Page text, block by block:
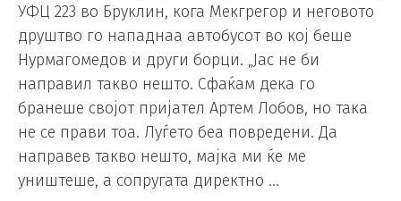
УФЦ 223 во Бруклин, кога Мекгрегор и неговото
друштво го нападнаа автобусот во кој беше
Нурмагомедов и други борци. „Јас не би
направил такво нешто. Сфаќам дека го
бранеше својот пријател Артем Лобов, но така
не се прави тоа. Луѓето беа повредени. Да
направев такво нешто, мајка ми ќе ме
уништеше, а сопругата директно …